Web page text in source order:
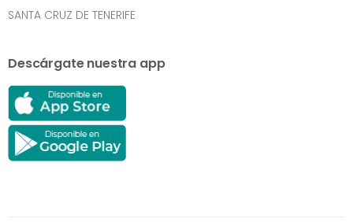
SANTA CRUZ DE TENERIFE
Descárgate nuestra app